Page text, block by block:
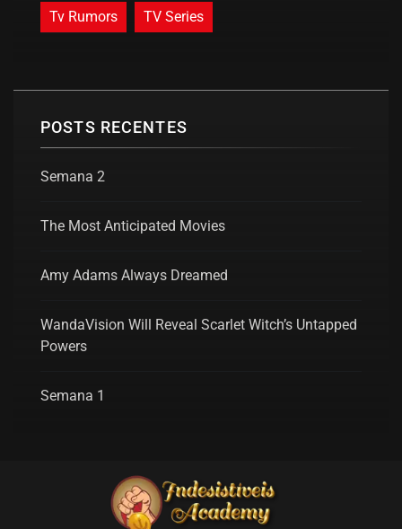
Tv Rumors TV Series
POSTS RECENTES
Semana 2
The Most Anticipated Movies
Amy Adams Always Dreamed
WandaVision Will Reveal Scarlet Witch’s Untapped
Powers
Semana 1